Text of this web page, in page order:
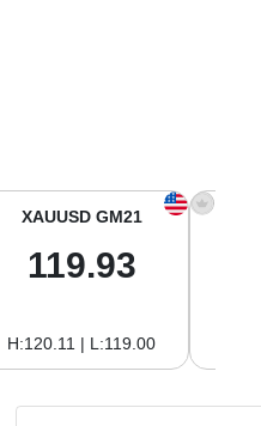
XAUUSD GM21
119.93
H:120.11 | L:119.00